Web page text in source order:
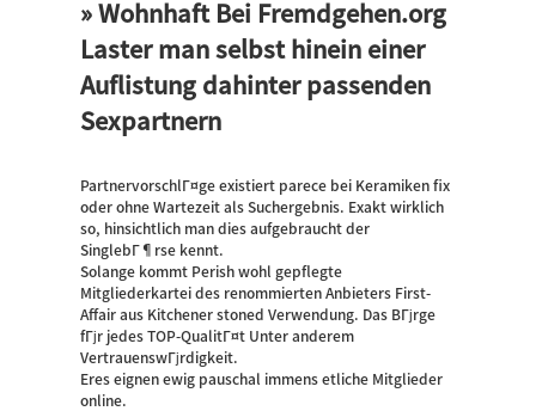
» Wohnhaft Bei Fremdgehen.org
Laster man selbst hinein einer
Auflistung dahinter passenden
Sexpartnern
PartnervorschlГ¤ge existiert parece bei Keramiken fix
oder ohne Wartezeit als Suchergebnis. Exakt wirklich
so, hinsichtlich man dies aufgebraucht der
SinglebГ¶rse kennt.
Solange kommt Perish wohl gepflegte
Mitgliederkartei des renommierten Anbieters First-
Affair aus Kitchener stoned Verwendung. Das BГјrge
fГјr jedes TOP-QualitГ¤t Unter anderem
VertrauenswГјrdigkeit.
Eres eignen ewig pauschal immens etliche Mitglieder
online.